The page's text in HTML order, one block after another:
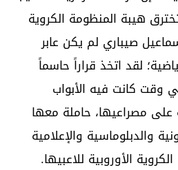
هيبة المنظومة الكروية
صيباري لم يكن عابر
لقد اتخذ قراراً حاسماً
وقت كانت فيه الأبواب
على مصراعيها، حاملة معها
والدبلوماسية والإعلامية
الأوروبية للاعبيها.